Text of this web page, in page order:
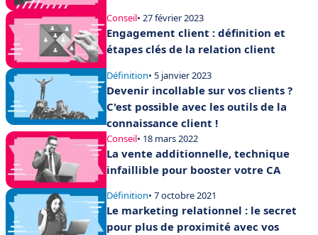
Conseil• 27 février 2023
Engagement client : définition et
étapes clés de la relation client
Définition• 5 janvier 2023
Devenir incollable sur vos clients ?
C'est possible avec les outils de la
connaissance client !
Conseil• 18 mars 2022
La vente additionnelle, technique
infaillible pour booster votre CA
Définition• 7 octobre 2021
Le marketing relationnel : le secret
pour plus de proximité avec vos